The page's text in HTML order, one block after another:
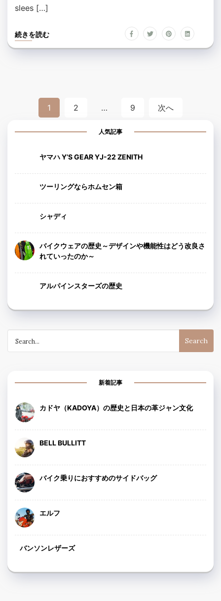
slees […]
続きを読む
投
稿
ビ
ゲ
ー
シ
ン
1 2 … 9 次へ
人気記事
ヤマハ Y’S GEAR YJ-22 ZENITH
ツーリングならホムセン箱
シャディ
バイクウェアの歴史～デザインや機能性はどう改良さ
れていったのか～
アルパインスターズの歴史
for:
新着記事
カドヤ（KADOYA）の歴史と日本の革ジャン文化
BELL BULLITT
バイク乗りにおすすめのサイドバッグ
エルフ
バンソンレザーズ